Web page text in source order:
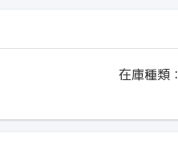
在庫種類：